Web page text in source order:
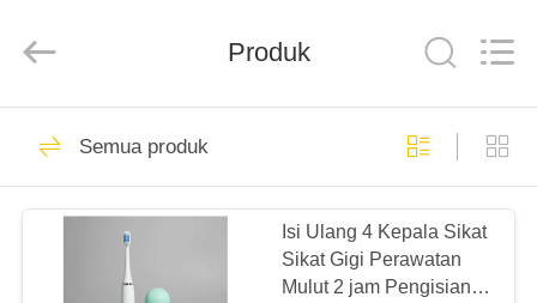
RUMAH
PRODUK
CARE
CENTER.
Pasta Gigi
Perawatan Mulut
150
Produk
Semua produk
Isi Ulang 4 Kepala Sikat
Sikat Gigi Perawatan
Mulut 2 jam Pengisian